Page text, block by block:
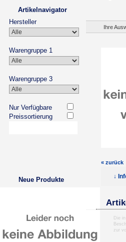
Artikelnavigator
Hersteller
Warengruppe 1
Warengruppe 3
Nur Verfügbare
Preissortierung
Neue Produkte
Ihre
« zurück
↓
Die
zur